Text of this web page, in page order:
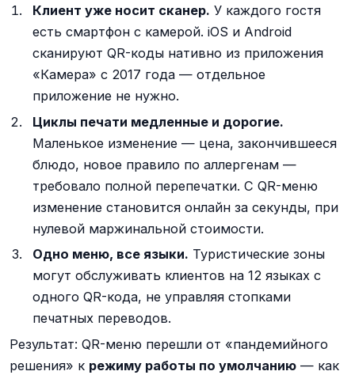
Клиент уже носит сканер. У каждого гостя
есть смартфон с камерой. iOS и Android
сканируют QR-коды нативно из приложения
«Камера» с 2017 года — отдельное
приложение не нужно.
Циклы печати медленные и дорогие.
Маленькое изменение — цена, закончившееся
блюдо, новое правило по аллергенам —
требовало полной перепечатки. С QR-меню
изменение становится онлайн за секунды, при
нулевой маржинальной стоимости.
Одно меню, все языки. Туристические зоны
могут обслуживать клиентов на 12 языках с
одного QR-кода, не управляя стопками
печатных переводов.
Результат: QR-меню перешли от «пандемийного
решения» к режиму работы по умолчанию — как